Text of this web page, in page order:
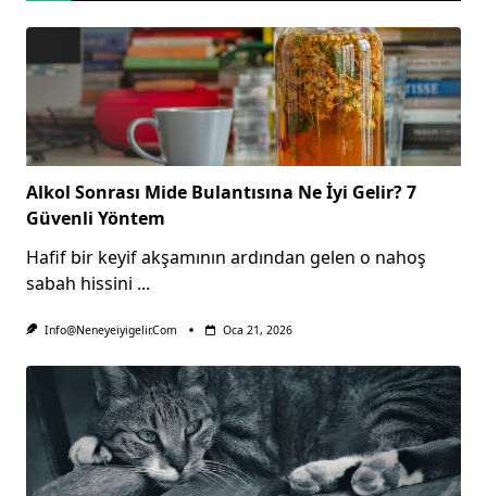
Alkol Sonrası Mide Bulantısına Ne İyi Gelir? 7
Güvenli Yöntem
Hafif bir keyif akşamının ardından gelen o nahoş
sabah hissini ...
Info@neneyeiyigelir.com Oca 21, 2026